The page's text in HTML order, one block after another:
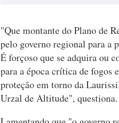
"Que montante do Plano de
pelo governo regional para a
É forçoso que se adquira ou
para a época crítica de fogos
proteção em torno da
Urzal de Altitude", questiona.